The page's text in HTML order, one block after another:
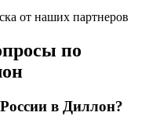
от наших партнеров
по
в Диллон?